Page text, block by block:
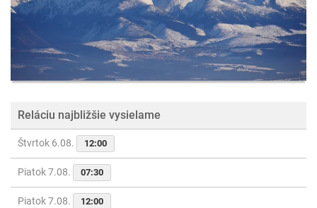
Reláciu najbližšie vysielame
Štvrtok 6.08. 12:00
Piatok 7.08. 07:30
Piatok 7.08. 12:00